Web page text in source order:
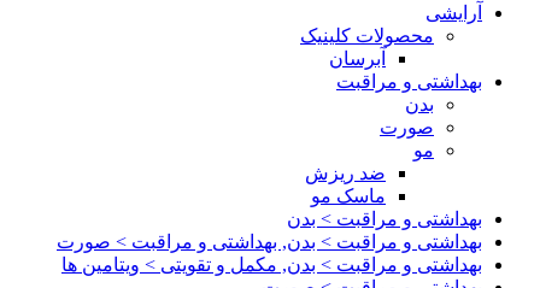
آرایشی
محصولات کلینیک
آبرسان
بهداشتی و مراقبت
بدن
صورت
مو
ضد ریزش
ماسک مو
بهداشتی و مراقبت > بدن
بهداشتی و مراقبت > بدن, بهداشتی و مراقبت > صورت
بهداشتی و مراقبت > بدن, مکمل و تقویتی > ویتامین ها